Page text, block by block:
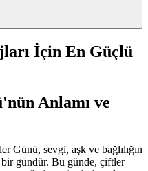
İçin En Güçlü
Anlamı ve
Günü, sevgi, aşk ve bağlılığın
gündür. Bu günde, çiftler